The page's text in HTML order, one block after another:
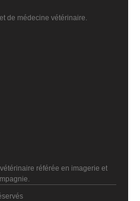
de médecine vétérinaire.
référée en imagerie et